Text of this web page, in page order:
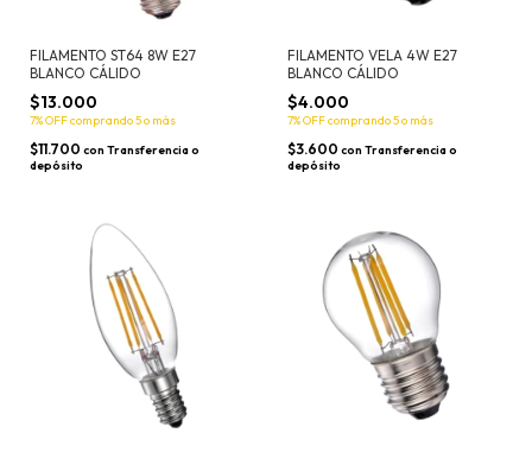
FILAMENTO ST64 8W E27
BLANCO CÁLIDO
$13.000
7% OFFcomprando 5 o más
$11.700 con Transferencia o
depósito
FILAMENTO VELA 4W E27
BLANCO CÁLIDO
$4.000
7% OFFcomprando 5 o más
$3.600 con Transferencia o
depósito